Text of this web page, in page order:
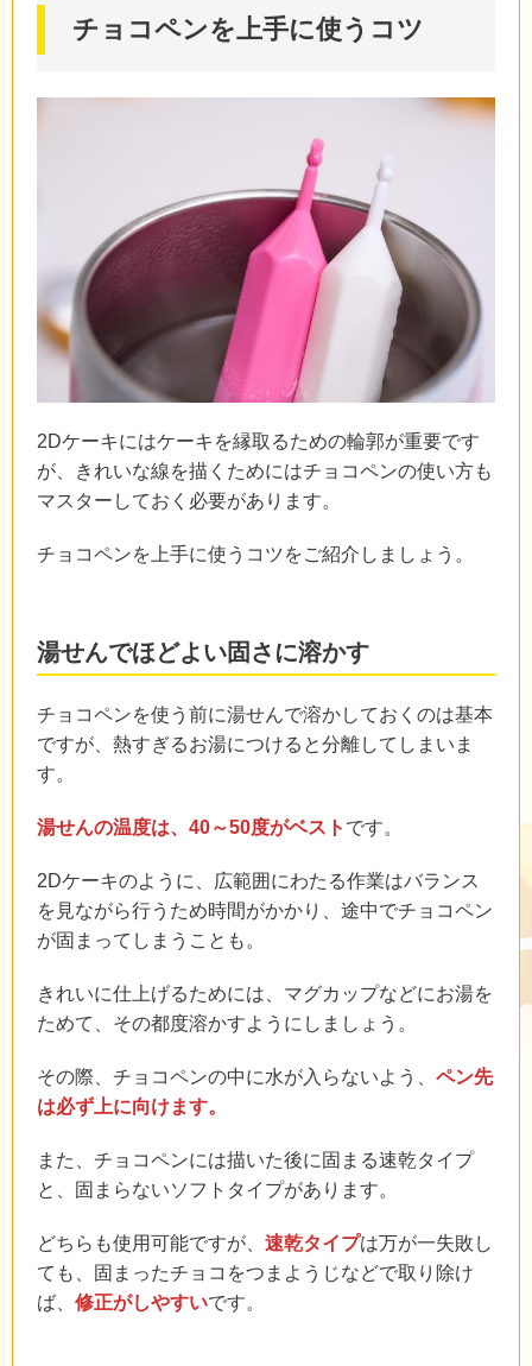
チョコペンを上手に使うコツ
2Dケーキにはケーキを縁取るための輪郭が重要です
が、きれいな線を描くためにはチョコペンの使い方も
マスターしておく必要があります。
チョコペンを上手に使うコツをご紹介しましょう。
湯せんでほどよい固さに溶かす
チョコペンを使う前に湯せんで溶かしておくのは基本
ですが、熱すぎるお湯につけると分離してしまいま
す。
湯せんの温度は、40～50度がベスト です。
2Dケーキのように、広範囲にわたる作業はバランス
を見ながら行うため時間がかかり、途中でチョコペン
が固まってしまうことも。
きれいに仕上げるためには、マグカップなどにお湯を
ためて、その都度溶かすようにしましょう。
その際、チョコペンの中に水が入らないよう、 ペン先
は必ず上に向けます。
また、チョコペンには描いた後に固まる速乾タイプ
と、固まらないソフトタイプがあります。
どちらも使用可能ですが、 速乾タイプは万が一失敗し
ても、固まったチョコをつまようじなどで取り除け
ば、 修正がしやすいです。